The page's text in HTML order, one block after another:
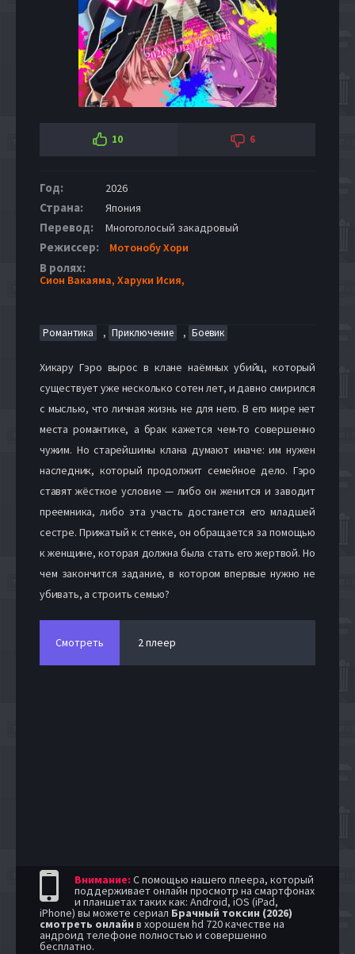
10 6
Год: 2026
Страна: Япония
Перевод: Многоголосый закадровый
Режиссер: Мотонобу Хори
В ролях:
Сион Вакаяма, Харуки Исия,
Романтика , Приключение , Боевик
Хикару Гэро вырос в клане наёмных убийц, который
существует уже несколько сотен лет, и давно смирился
с мыслью, что личная жизнь не для него. В его мире нет
места романтике, а брак кажется чем-то совершенно
чужим. Но старейшины клана думают иначе: им нужен
наследник, который продолжит семейное дело. Гэро
ставят жёсткое условие — либо он женится и заводит
преемника, либо эта участь достанется его младшей
сестре. Прижатый к стенке, он обращается за помощью
к женщине, которая должна была стать его жертвой. Но
чем закончится задание, в котором впервые нужно не
убивать, а строить семью?
Смотреть 2 плеер
Внимание: С помощью нашего плеера, который
поддерживает онлайн просмотр на смартфонах
и планшетах таких как: Android, iOS (iPad,
iPhone) вы можете сериал Брачный токсин (2026)
смотреть онлайн в хорошем hd 720 качестве на
андроид телефоне полностью и совершенно
бесплатно.